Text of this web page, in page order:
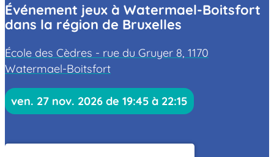
Événement jeux à Watermael-Boitsfort
dans la région de Bruxelles
École des Cèdres - rue du Gruyer 8, 1170
Watermael-Boitsfort
ven. 27 nov. 2026 de 19:45 à 22:15